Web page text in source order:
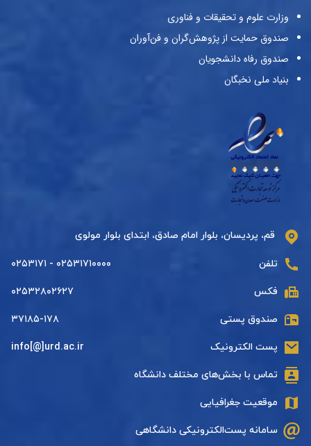
وزارت علوم و تحقیقات و فناوری
صندوق حمایت از پژوهش‌گران و فن‌آوران
صندوق رفاه دانشجویان
بنیاد ملی نخبگان
قم، پردیسان، بلوار امام صادق، ابتدای بلوار مولوی
تلفن ۰۲۵۳۱۷۱۰۰۰۰ - ۰۲۵۳۱۷۱
فکس ۰۲۵۳۲۸۰۲۶۲۷
صندوق پستی ۳۷۱۸۵-۱۷۸
پست الکترونیک info[@]urd.ac.ir
تماس با بخش‌های مختلف دانشگاه
موقعیت جغرافیایی
سامانه پست‌الکترونیکی دانشگاهی